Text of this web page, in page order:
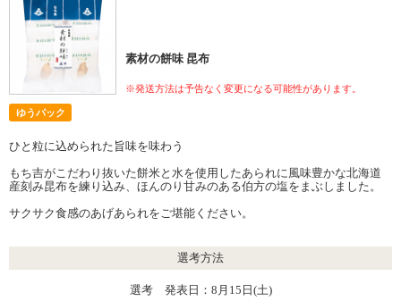
素材の餅味 昆布
※発送方法は予告なく変更になる可能性があります。
ゆうパック
ひと粒に込められた旨味を味わう
もち吉がこだわり抜いた餅米と水を使用したあられに風味豊かな北海道
産刻み昆布を練り込み、ほんのり甘みのある伯方の塩をまぶしました。
サクサク食感のあげあられをご堪能ください。
選考方法
選考 発表日：8月15日(土)